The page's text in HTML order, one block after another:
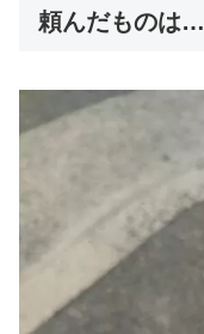
頼んだものは…